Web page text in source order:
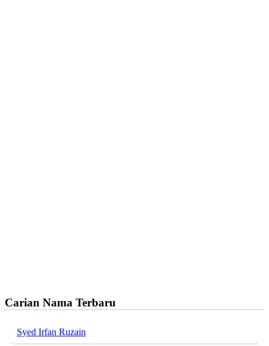
Carian Nama Terbaru
Syed Irfan Ruzain